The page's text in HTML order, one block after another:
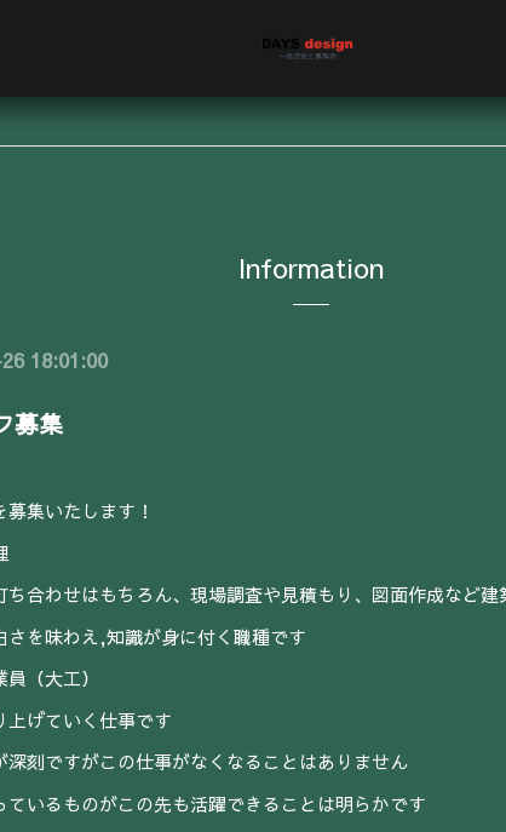
Information
18:01:00
募集
募集いたします！
ち合わせはもちろん、現場調査や見積もり、図面作成など
さを味わえ,知識が身に付く職種です
（大工）
上げていく仕事です
深刻ですがこの仕事がなくなることはありません
ているものがこの先も活躍できることは明らかです